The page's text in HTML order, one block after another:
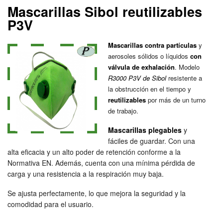
Mascarillas Sibol reutilizables
P3V
Mascarillas contra partículas y
aerosoles sólidos o líquidos con
válvula de exhalación. Modelo
R3000 P3V de Sibolresistente a
la obstrucción en el tiempo y
reutilizables por más de un turno
de trabajo.
Mascarillas plegables y
fáciles de guardar. Con una
alta eficacia y un alto poder de retención conforme a la
Normativa EN. Además, cuenta con una mínima pérdida de
carga y una resistencia a la respiración muy baja.
Se ajusta perfectamente, lo que mejora la seguridad y la
comodidad para el usuario.